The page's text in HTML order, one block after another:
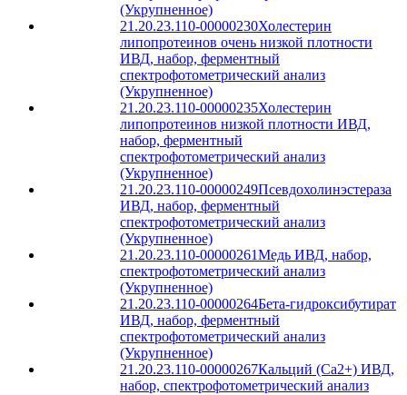
(Укрупненное)
21.20.23.110-00000230Холестерин
липопротеинов очень низкой плотности
ИВД, набор, ферментный
спектрофотометрический анализ
(Укрупненное)
21.20.23.110-00000235Холестерин
липопротеинов низкой плотности ИВД,
набор, ферментный
спектрофотометрический анализ
(Укрупненное)
21.20.23.110-00000249Псевдохолинэстераза
ИВД, набор, ферментный
спектрофотометрический анализ
(Укрупненное)
21.20.23.110-00000261Медь ИВД, набор,
спектрофотометрический анализ
(Укрупненное)
21.20.23.110-00000264Бета-гидроксибутират
ИВД, набор, ферментный
спектрофотометрический анализ
(Укрупненное)
21.20.23.110-00000267Кальций (Ca2+) ИВД,
набор, спектрофотометрический анализ